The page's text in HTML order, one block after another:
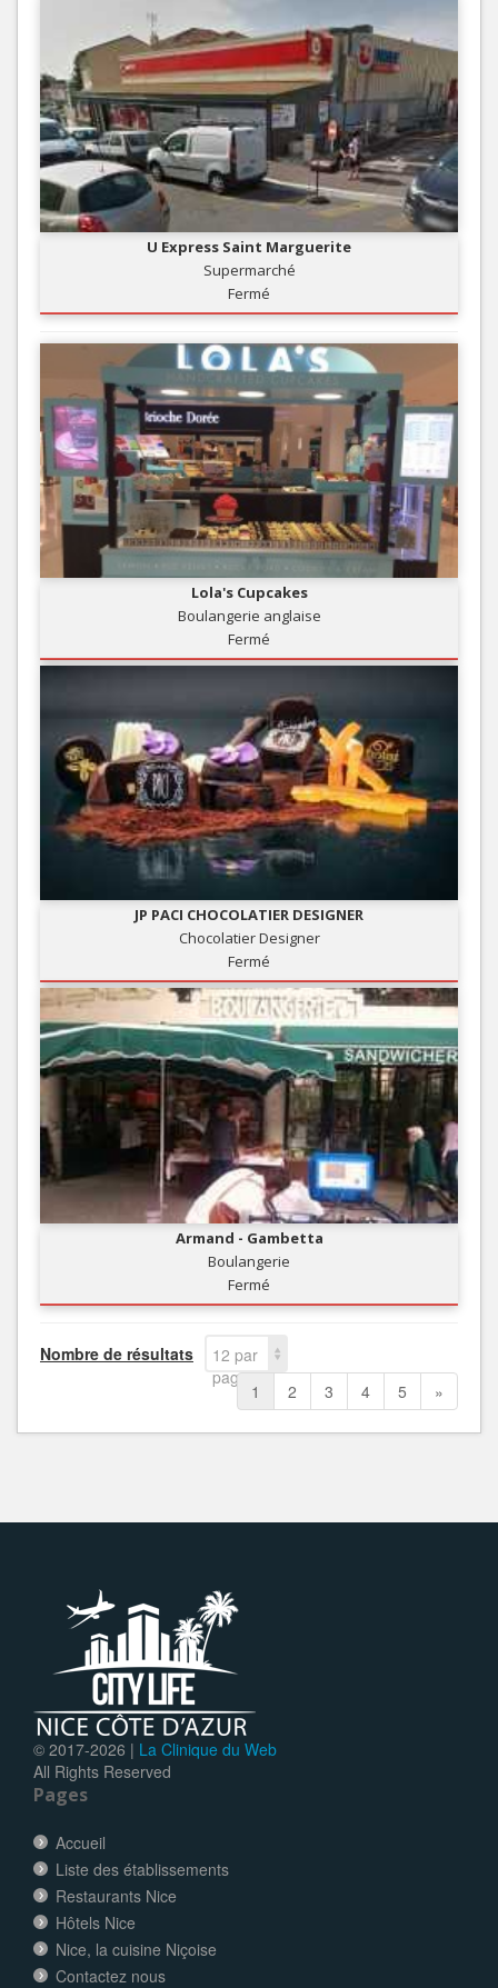
U Express Saint Marguerite
Supermarché
Fermé
Lola's Cupcakes
Boulangerie anglaise
Fermé
JP PACI CHOCOLATIER DESIGNER
Chocolatier Designer
Fermé
Armand - Gambetta
Boulangerie
Fermé
Nombre de résultats
12 par
page
1 2 3 4 5 »
© 2017-2026 | La Clinique du Web
All Rights Reserved
Pages
Accueil
Liste des établissements
Restaurants Nice
Hôtels Nice
Nice, la cuisine Niçoise
Contactez nous